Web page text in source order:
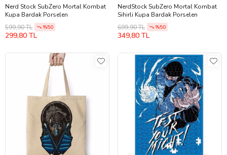
Nerd Stock SubZero Mortal Kombat
Kupa Bardak Porselen
599,90 TL
%50
299,80 TL
NerdStock SubZero Mortal Kombat
Sihirli Kupa Bardak Porselen
699,90 TL
%50
349,80 TL